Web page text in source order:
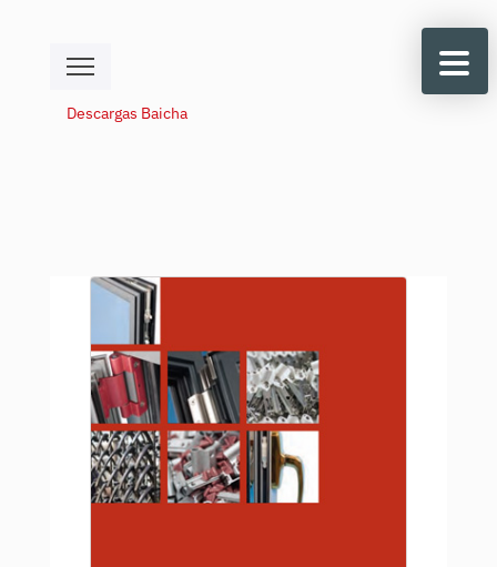
Descargas Baicha